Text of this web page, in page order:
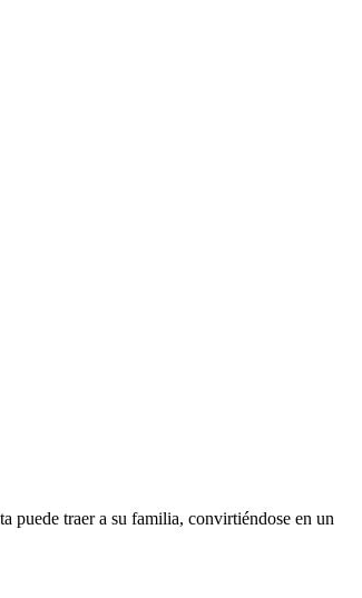
puede traer a su familia, convirtiéndose en un